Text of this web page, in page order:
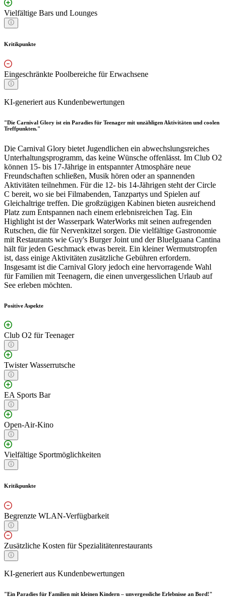
Vielfältige Bars und Lounges
Kritikpunkte
Eingeschränkte Poolbereiche für Erwachsene
KI-generiert aus Kundenbewertungen
"Die Carnival Glory ist ein Paradies für Teenager mit unzähligen Aktivitäten und coolen
Treffpunkten."
Die Carnival Glory bietet Jugendlichen ein abwechslungsreiches
Unterhaltungsprogramm, das keine Wünsche offenlässt. Im Club O2
können 15- bis 17-Jährige in entspannter Atmosphäre neue
Freundschaften schließen, Musik hören oder an spannenden
Aktivitäten teilnehmen. Für die 12- bis 14-Jährigen steht der Circle
C bereit, wo sie bei Filmabenden, Tanzpartys und Spielen auf
Gleichaltrige treffen. Die großzügigen Kabinen bieten ausreichend
Platz zum Entspannen nach einem erlebnisreichen Tag. Ein
Highlight ist der Wasserpark WaterWorks mit seinen aufregenden
Rutschen, die für Nervenkitzel sorgen. Die vielfältige Gastronomie
mit Restaurants wie Guy's Burger Joint und der BlueIguana Cantina
hält für jeden Geschmack etwas bereit. Ein kleiner Wermutstropfen
ist, dass einige Aktivitäten zusätzliche Gebühren erfordern.
Insgesamt ist die Carnival Glory jedoch eine hervorragende Wahl
für Familien mit Teenagern, die einen unvergesslichen Urlaub auf
See erleben möchten.
Positive Aspekte
Club O2 für Teenager
Twister Wasserrutsche
EA Sports Bar
Open-Air-Kino
Vielfältige Sportmöglichkeiten
Kritikpunkte
Begrenzte WLAN-Verfügbarkeit
Zusätzliche Kosten für Spezialitätenrestaurants
KI-generiert aus Kundenbewertungen
"Ein Paradies für Familien mit kleinen Kindern – unvergessliche Erlebnisse an Bord!"